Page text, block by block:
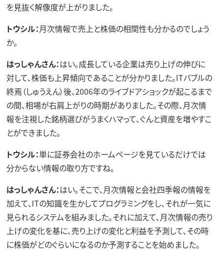
を見抜く解像度が上がりました。
トウシル：月次情報で売上と株価の相関性も分かるのでしょう
か。
はっしゃんさん：はい。成長している企業は売り上げの伸びに
対して、株価も上昇傾向であることが分かりました。ITバブルの
終焉（しゅうえん）後、2006年のライブドアショックが起こるまで
の間、相場が右肩上がりの時期がありました。その際、月次情
報を注視した銘柄選びがうまくハマって、ぐんと資産を増やすこ
とができました。
トウシル：単に証券会社のホームページを見ているだけでは
分からない情報の取り方ですね。
はっしゃんさん：はい。そこで、月次情報と会社四季報の情報を
加えて、ITの知識を生かしてプログラミングをし、それが一気に
見られるシステムを組みました。それに加えて、月次情報の売り
上げの変化を基に、売り上げの変化と利益を予測して、その時
に株価がどのぐらいになるのか予測することを始めました。